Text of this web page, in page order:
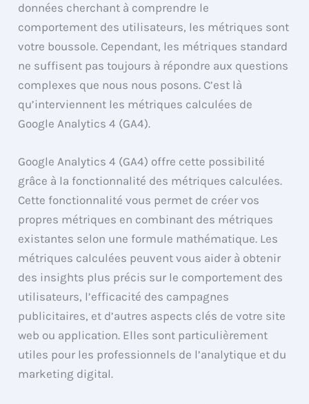
données cherchant à comprendre le
comportement des utilisateurs, les métriques sont
votre boussole. Cependant, les métriques standard
ne suffisent pas toujours à répondre aux questions
complexes que nous nous posons. C’est là
qu’interviennent les métriques calculées de
Google Analytics 4 (GA4).
Google Analytics 4 (GA4) offre cette possibilité
grâce à la fonctionnalité des métriques calculées.
Cette fonctionnalité vous permet de créer vos
propres métriques en combinant des métriques
existantes selon une formule mathématique. Les
métriques calculées peuvent vous aider à obtenir
des insights plus précis sur le comportement des
utilisateurs, l’efficacité des campagnes
publicitaires, et d’autres aspects clés de votre site
web ou application. Elles sont particulièrement
utiles pour les professionnels de l’analytique et du
marketing digital.